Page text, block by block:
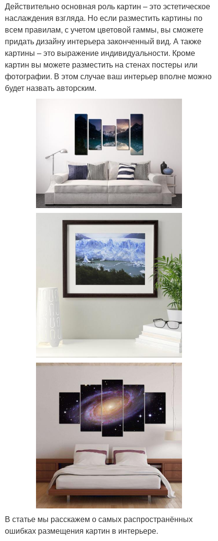
Действительно основная роль картин – это эстетическое
наслаждения взгляда. Но если разместить картины по
всем правилам, с учетом цветовой гаммы, вы сможете
придать дизайну интерьера законченный вид. А также
картины – это выражение индивидуальности. Кроме
картин вы можете разместить на стенах постеры или
фотографии. В этом случае ваш интерьер вполне можно
будет назвать авторским.
В статье мы расскажем о самых распространённых
ошибках размещения картин в интерьере.